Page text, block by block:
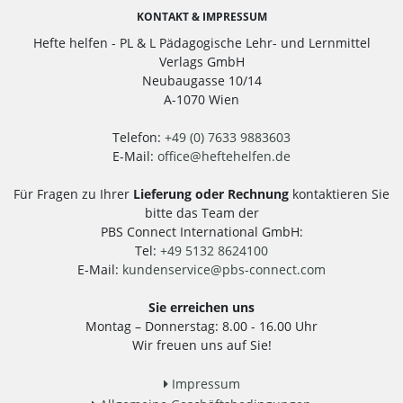
KONTAKT & IMPRESSUM
Hefte helfen - PL & L Pädagogische Lehr- und Lernmittel
Verlags GmbH
Neubaugasse 10/14
A-1070 Wien
Telefon: +49 (0) 7633 9883603
E-Mail: office@heftehelfen.de
Für Fragen zu Ihrer Lieferung oder Rechnung kontaktieren Sie
bitte das Team der
PBS Connect International GmbH:
Tel: +49 5132 8624100
E-Mail: kundenservice@pbs-connect.com
Sie erreichen uns
Montag – Donnerstag: 8.00 - 16.00 Uhr
Wir freuen uns auf Sie!
Impressum